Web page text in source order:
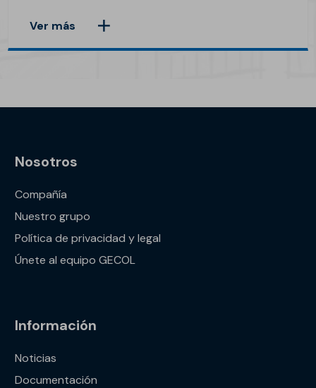
Ver más
Nosotros
Compañía
Nuestro grupo
Política de privacidad y legal
Únete al equipo GECOL
Información
Noticias
Documentación